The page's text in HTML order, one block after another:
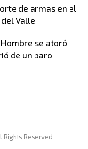
de armas en el
Valle
Hombre se atoró
de un paro
Rights Reserved